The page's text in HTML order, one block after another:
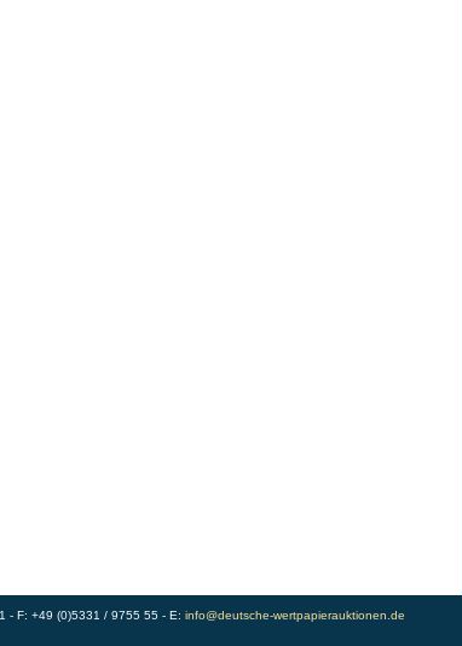
- F: +49 (0)5331 / 9755 55 - E: info@deutsche-wertpapierauktionen.de